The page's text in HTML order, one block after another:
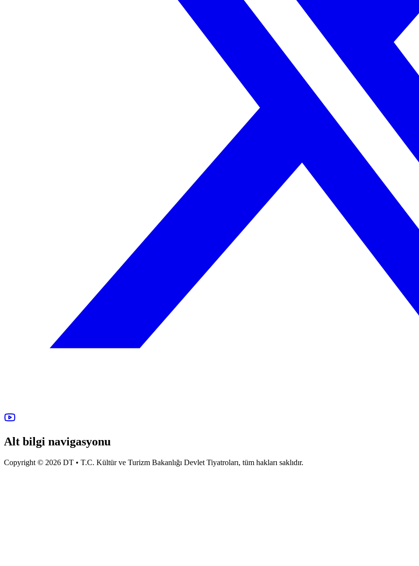
Alt bilgi navigasyonu
Copyright © 2026 DT • T.C. Kültür ve Turizm Bakanlığı Devlet Tiyatroları, tüm hakları saklıdır.